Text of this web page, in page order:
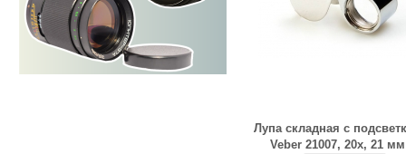
Лупа складная с
Veber 21007, 20x, 21 мм